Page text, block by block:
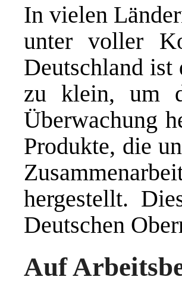
In vielen
unter voller
Deutschland ist
zu klein, um
Überwachung
Produkte, die
hergestellt.
Deutschen
Auf